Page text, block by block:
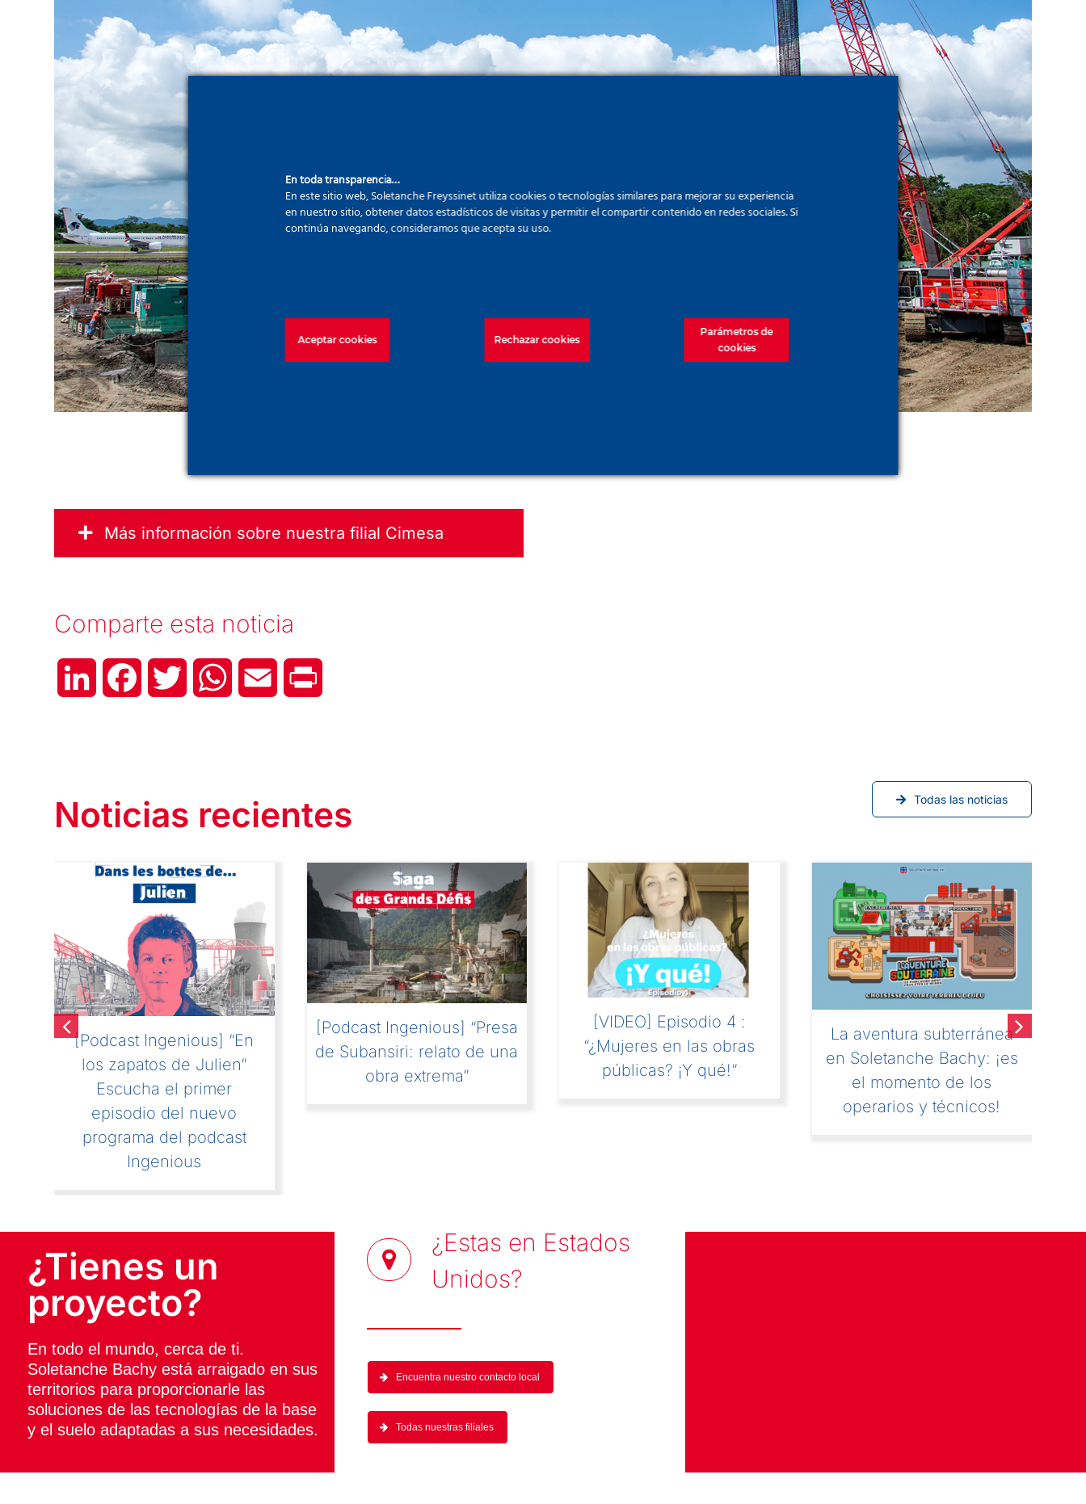
Más información sobre nuestra filial Cimesa
Comparte esta noticia
LinkedIn FacebookTwitter WhatsAppEmail
Noticias recientes Todas las noticias
[Podcast Ingenious] “En
los zapatos de Julien”
Escucha el primer
episodio del nuevo
programa del podcast
Ingenious
[Podcast Ingenious] “Presa
de Subansiri: relato de una
obra extrema”
[VIDEO] Episodio 4 :
“¿Mujeres en las obras
públicas? ¡Y qué!”
La aventura subterránea
en Soletanche Bachy: ¡es
el momento de los
operarios y técnicos!
¿Tienes un
proyecto?
En todo el mundo, cerca de ti.
Soletanche Bachy está arraigado en sus
territorios para proporcionarle las
soluciones de las tecnologías de la base
y el suelo adaptadas a sus necesidades.
¿Estas en Estados
Unidos?
Encuentra nuestro contacto local
Todas nuestras filiales
En toda transparencia…
En este sitio web, Soletanche Freyssinet utiliza cookies o tecnologías similares para mejorar su experiencia
en nuestro sitio, obtener datos estadísticos de visitas y permitir el compartir contenido en redes sociales. Si
continúa navegando, consideramos que acepta su uso.
Aceptar cookies Rechazar cookies
Parámetros de
cookies